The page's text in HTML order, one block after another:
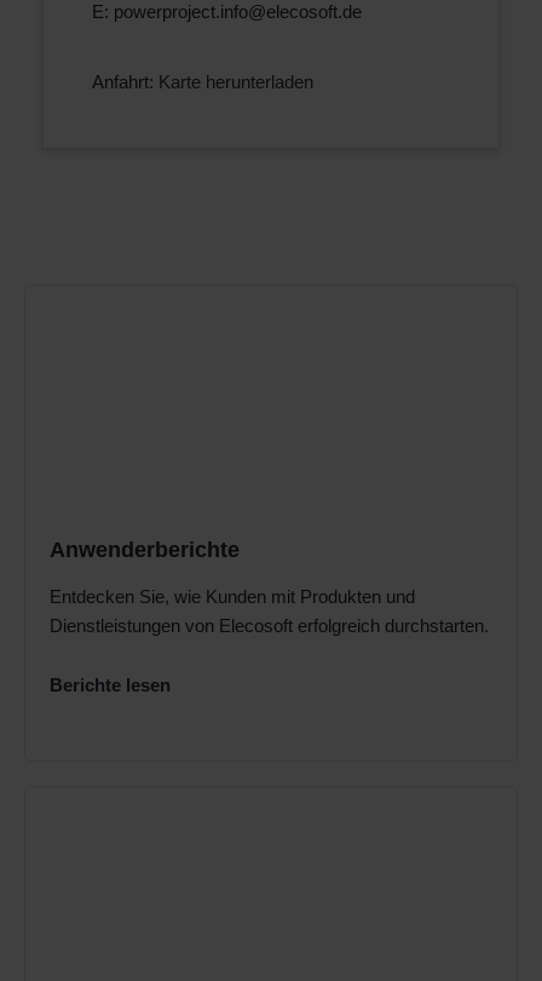
E: powerproject.info@elecosoft.de
Anfahrt: Karte herunterladen
Anwenderberichte
Entdecken Sie, wie Kunden mit Produkten und
Dienstleistungen von Elecosoft erfolgreich durchstarten.
Berichte lesen